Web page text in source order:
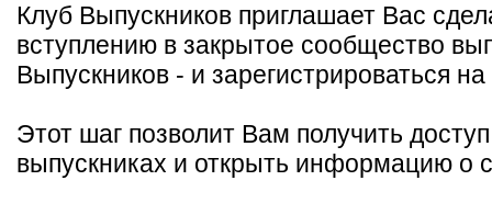
Клуб Выпускников приглашает Вас
вступлению в закрытое сообщество
Выпускников - и зарегистрироваться
Этот шаг позволит Вам получить
выпускниках и открыть информацию о